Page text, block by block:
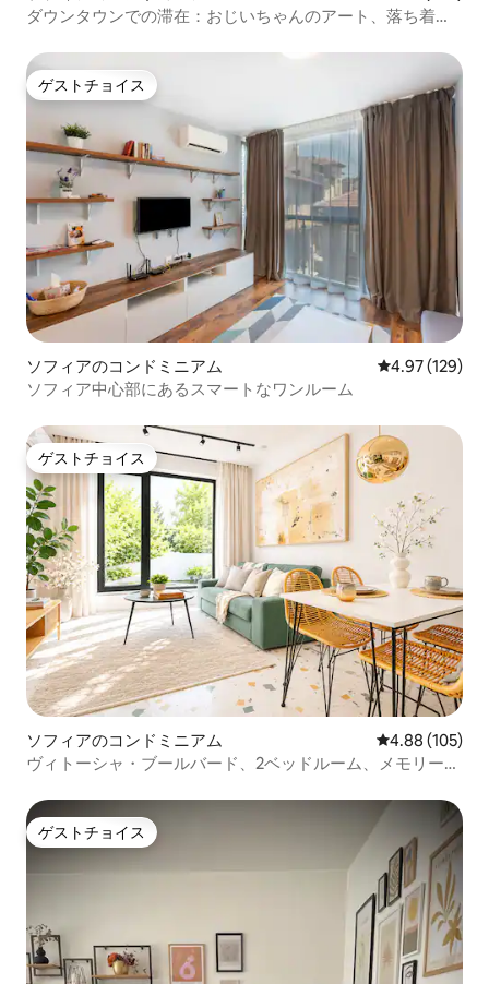
ダウンタウンでの滞在：おじいちゃんのアート、落ち着き
ゲストチョイス
ゲストチョイス
ソフィアのコンドミニアム レビュー129
4.97 (129)
ソフィア中心部にあるスマートなワンルーム
ゲストチョイス
ゲストチョイス
ソフィアのコンドミニアム レビュー105
4.88 (105)
ヴィトーシャ・ブールバード、2ベッドルーム、メモリーフ
ゲストチョイス
ゲストチョイス